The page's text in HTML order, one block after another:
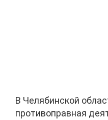
В Челябинской
противоправная